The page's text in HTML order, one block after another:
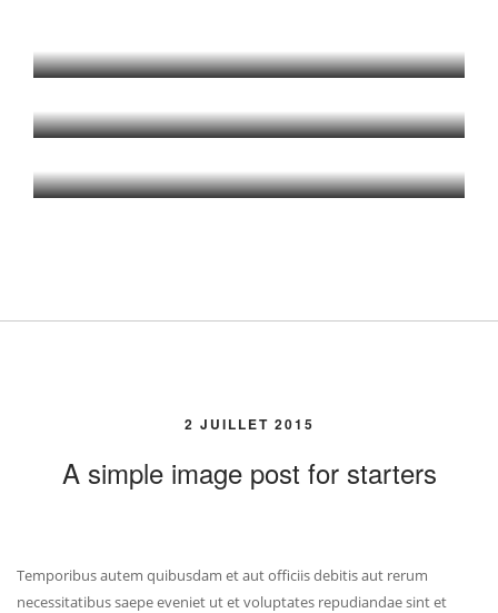
FOLLOW US
CONTACT US
2 JUILLET 2015
A simple image post for starters
Temporibus autem quibusdam et aut officiis debitis aut rerum
necessitatibus saepe eveniet ut et voluptates repudiandae sint et